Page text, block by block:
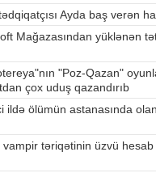
Ayda baş verən
Mağazasından yüklənən
"Poz-Qazan"
çox uduş qazandırıb
ildə ölümün astanasında olan
vampir təriqətinin üzvü